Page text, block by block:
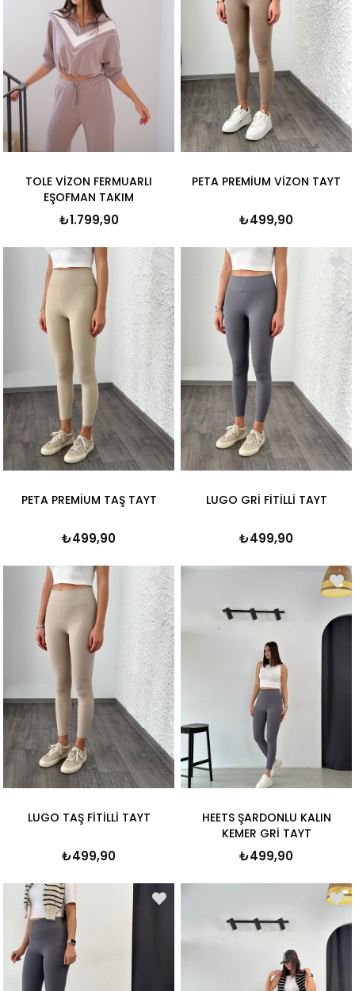
TOLE VİZON FERMUARLI
EŞOFMAN TAKIM
₺1.799,90
PETA PREMİUM VİZON TAYT
₺499,90
PETA PREMİUM TAŞ TAYT
₺499,90
LUGO GRİ FİTİLLİ TAYT
₺499,90
LUGO TAŞ FİTİLLİ TAYT
₺499,90
HEETS ŞARDONLU KALIN
KEMER GRİ TAYT
₺499,90